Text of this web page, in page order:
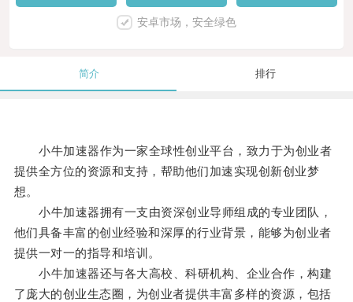
安卓市场，安全绿色
简介 排行
小牛加速器作为一家全球性创业平台，致力于为创业者
提供全方位的资源和支持，帮助他们加速实现创新创业梦
想。
小牛加速器拥有一支由资深创业导师组成的专业团队，
他们具备丰富的创业经验和深厚的行业背景，能够为创业者
提供一对一的指导和培训。
小牛加速器还与各大高校、科研机构、企业合作，构建
了庞大的创业生态圈，为创业者提供丰富多样的资源，包括